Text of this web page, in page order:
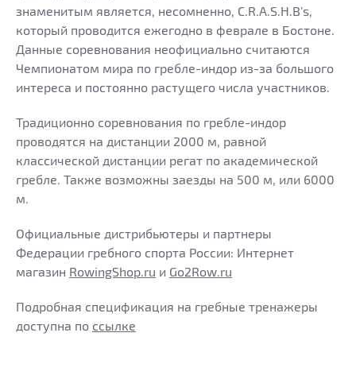
знаменитым является, несомненно, C.R.A.S.H.B’s,
который проводится ежегодно в феврале в Бостоне.
Данные соревнования неофициально считаются
Чемпионатом мира по гребле-индор из-за большого
интереса и постоянно растущего числа участников.
Традиционно соревнования по гребле-индор
проводятся на дистанции 2000 м, равной
классической дистанции регат по академической
гребле. Также возможны заезды на 500 м, или 6000
м.
Официальные дистрибьютеры и партнеры
Федерации гребного спорта России: Интернет
магазин RowingShop.ru и Go2Row.ru
Подробная спецификация на гребные тренажеры
доступна по ссылке